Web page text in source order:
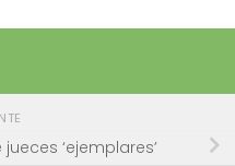
‘ejemplares’